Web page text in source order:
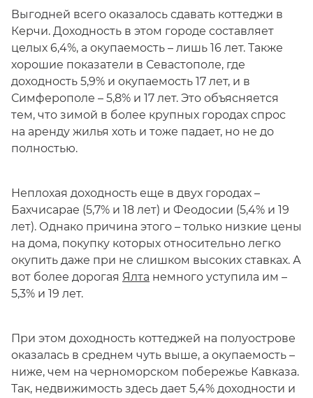
Выгодней всего оказалось сдавать коттеджи в
Керчи. Доходность в этом городе составляет
целых 6,4%, а окупаемость – лишь 16 лет. Также
хорошие показатели в Севастополе, где
доходность 5,9% и окупаемость 17 лет, и в
Симферополе – 5,8% и 17 лет. Это объясняется
тем, что зимой в более крупных городах спрос
на аренду жилья хоть и тоже падает, но не до
полностью.
Неплохая доходность еще в двух городах –
Бахчисарае (5,7% и 18 лет) и Феодосии (5,4% и 19
лет). Однако причина этого – только низкие цены
на дома, покупку которых относительно легко
окупить даже при не слишком высоких ставках. А
вот более дорогая Ялта немного уступила им –
5,3% и 19 лет.
При этом доходность коттеджей на полуострове
оказалась в среднем чуть выше, а окупаемость –
ниже, чем на черноморском побережье Кавказа.
Так, недвижимость здесь дает 5,4% доходности и